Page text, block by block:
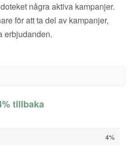
några aktiva kampanjer.
för att ta del av kampanjer,
erbjudanden.
tillbaka
4%